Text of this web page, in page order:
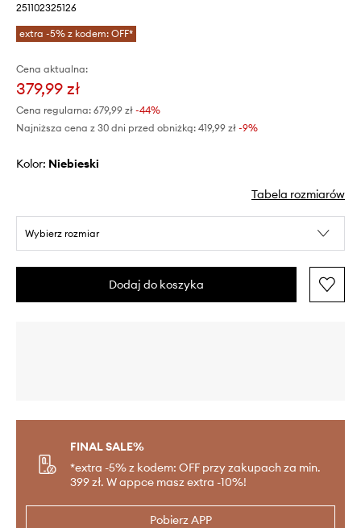
251102325126
extra -5% z kodem: OFF*
Cena aktualna:
379,99 zł
Cena regularna: 679,99 zł -44%
Najniższa cena z 30 dni przed obniżką: 419,99 zł -9%
Kolor: niebieski
Tabela rozmiarów
Wybierz rozmiar
Dodaj do koszyka
FINAL SALE%
*extra -5% z kodem: OFF przy zakupach za min.
399 zł. W appce masz extra -10%!
Pobierz APP